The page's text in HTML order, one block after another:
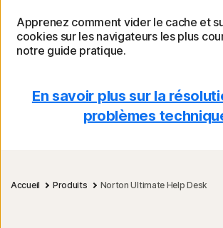
Apprenez comment vider le cache et
cookies sur les navigateurs les plus
notre guide pratique.
En savoir plus sur la
problèmes
Accueil Produits Norton Ultimate Help Desk